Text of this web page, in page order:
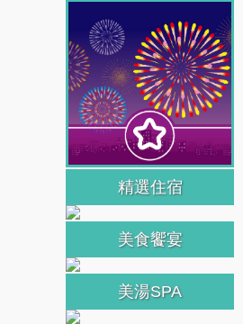
精選住宿
美食饗宴
美湯SPA